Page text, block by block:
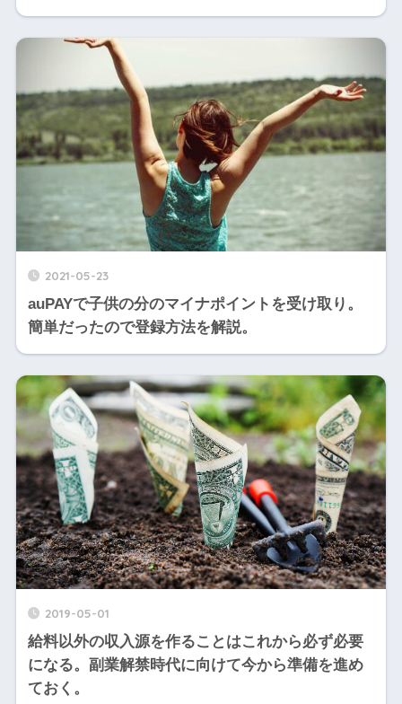
2021-05-23
auPAYで子供の分のマイナポイントを受け取り。
簡単だったので登録方法を解説。
2019-05-01
給料以外の収入源を作ることはこれから必ず必要
になる。副業解禁時代に向けて今から準備を進め
ておく。